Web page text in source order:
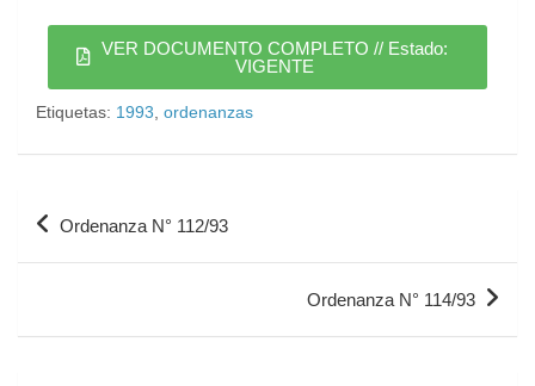
VER DOCUMENTO COMPLETO // Estado:
VIGENTE
Etiquetas: 1993 ordenanzas
Ordenanza N° 112/93
Ordenanza N° 114/93